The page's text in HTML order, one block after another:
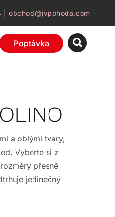
|obchod@jvpohoda.com
Poptávka
a oblými tvary,
Vyberte si z
přesně
jedinečný